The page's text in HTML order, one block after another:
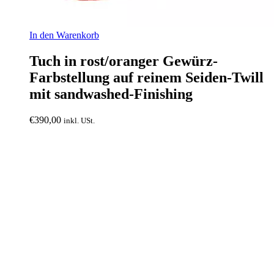
In den Warenkorb
Tuch in rost/oranger Gewürz-
Farbstellung auf reinem Seiden-Twill
mit sandwashed-Finishing
€390,00 inkl. USt.